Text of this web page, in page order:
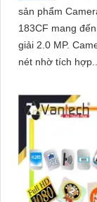
sản phẩm
183CF mang
giải 2.0 MP. Camera còn cho phép xem hình ảnh ban đêm rõ
nét nhờ tích